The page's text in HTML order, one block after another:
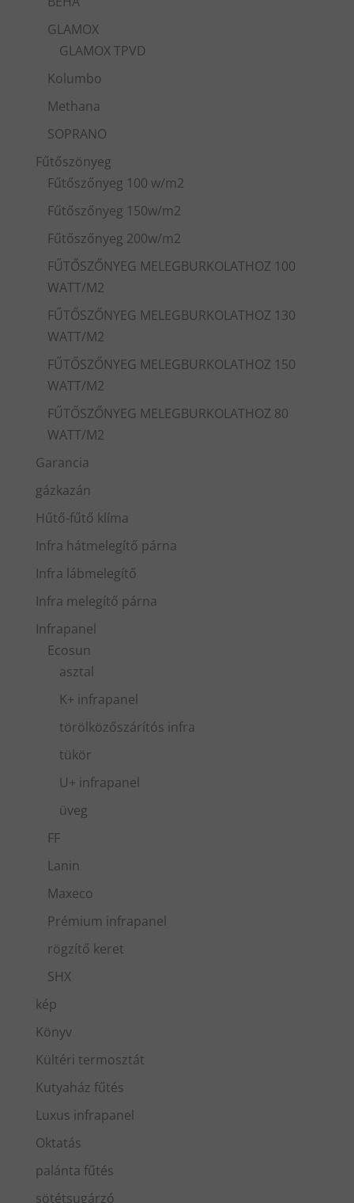
GLAMOX
GLAMOX TPVD
Kolumbo
Methana
SOPRANO
Fűtőszönyeg
Fűtőszőnyeg 100 w/m2
Fűtőszőnyeg 150w/m2
Fűtőszőnyeg 200w/m2
FŰTŐSZŐNYEG MELEGBURKOLATHOZ 100
WATT/M2
FŰTŐSZŐNYEG MELEGBURKOLATHOZ 130
WATT/M2
FŰTŐSZŐNYEG MELEGBURKOLATHOZ 150
WATT/M2
FŰTŐSZŐNYEG MELEGBURKOLATHOZ 80
WATT/M2
Garancia
gázkazán
Hűtő-fűtő klíma
Infra hátmelegítő párna
Infra lábmelegítő
Infra melegítő párna
Infrapanel
Ecosun
asztal
K+ infrapanel
törölközőszárítós infra
tükör
U+ infrapanel
üveg
FF
Lanin
Maxeco
Prémium infrapanel
rögzítő keret
SHX
kép
Könyv
Kültéri termosztát
Kutyaház fűtés
Luxus infrapanel
Oktatás
palánta fűtés
sötétsugárzó